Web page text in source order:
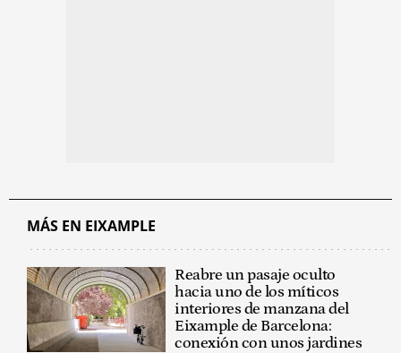
MÁS EN EIXAMPLE
Reabre un pasaje oculto
hacia uno de los míticos
interiores de manzana del
Eixample de Barcelona:
conexión con unos jardines